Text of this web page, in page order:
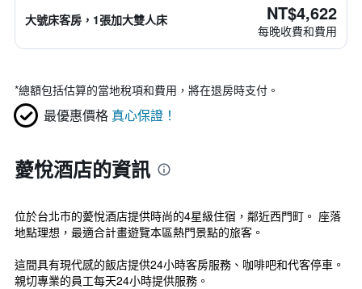
大號床客房，1張加大雙人床 NT$4,622
每晚收費和費用
*總額包括估算的當地稅項和費用，將在退房時支付。
最優惠價格 真心保證！
薆悅酒店的資訊
位於台北市的薆悅酒店提供時尚的4星級住宿，鄰近西門町。 座落
地點理想，最適合計畫遊覽本區熱門景點的旅客。
這間具有現代感的飯店提供24小時客房服務、咖啡吧和代客停車。
親切專業的員工每天24小時提供服務。